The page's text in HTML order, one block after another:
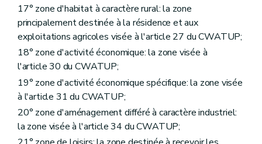
17° zone d'habitat à caractère rural: la zone
principalement destinée à la résidence et aux
exploitations agricoles visée à l'article 27 du CWATUP;
18° zone d'activité économique: la zone visée à
l'article 30 du CWATUP;
19° zone d'activité économique spécifique: la zone visée
à l'article 31 du CWATUP;
20° zone d'aménagement différé à caractère industriel:
la zone visée à l'article 34 du CWATUP;